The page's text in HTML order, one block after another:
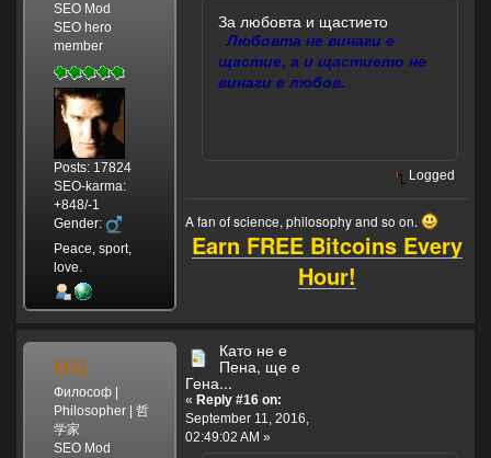
SEO Mod
SEO hero
member
Posts: 17824
SEO-karma:
+848/-1
Gender:
Peace, sport,
love.
За любовта и щастието
Любовта не винаги е
щастие, а и щастието не
винаги е любов.
Logged
A fan of science, philosophy and so on.
Earn FREE Bitcoins Every
Hour!
MSL
Философ |
Philosopher | 哲
学家
SEO Mod
Като не е
Пена, ще е
Гена...
« Reply #16 on:
September 11, 2016,
02:49:02 AM »